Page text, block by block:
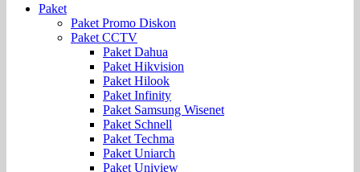
Paket
Paket Promo Diskon
Paket CCTV
Paket Dahua
Paket Hikvision
Paket Hilook
Paket Infinity
Paket Samsung Wisenet
Paket Schnell
Paket Techma
Paket Uniarch
Paket Uniview